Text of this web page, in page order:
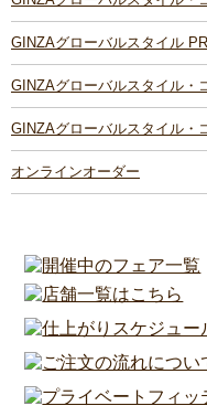
GINZAグローバルスタイル
GINZAグローバルスタイル・
GINZAグローバルスタイル・
オンラインオーダー